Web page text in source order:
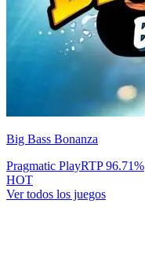
Big Bass Bonanza
Pragmatic PlayRTP96.71%
HOT
Ver todos los juegos